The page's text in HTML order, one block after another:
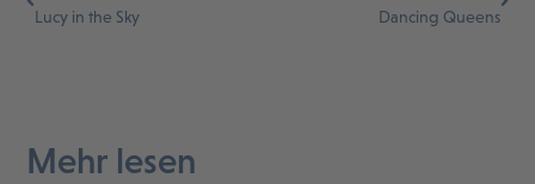
Lucy in the Sky Dancing Queens
Mehr lesen